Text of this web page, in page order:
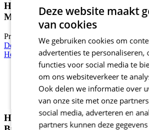
Heren fietsbroek met bretels |
Midnight Violet
Prijs
Detail
Heren fietsbroek met bretels | PASSION Z6
NIEUW
Zomer
Aero fit
Heren fietsbroek met bretels |
Deze website maakt
van cookies
We gebruiken cookies om
advertenties te personaliseren,
functies voor social media te
om ons websiteverkeer te
Ook delen we informatie over
van onze site met onze
social media, adverteren en
partners kunnen deze gegevens